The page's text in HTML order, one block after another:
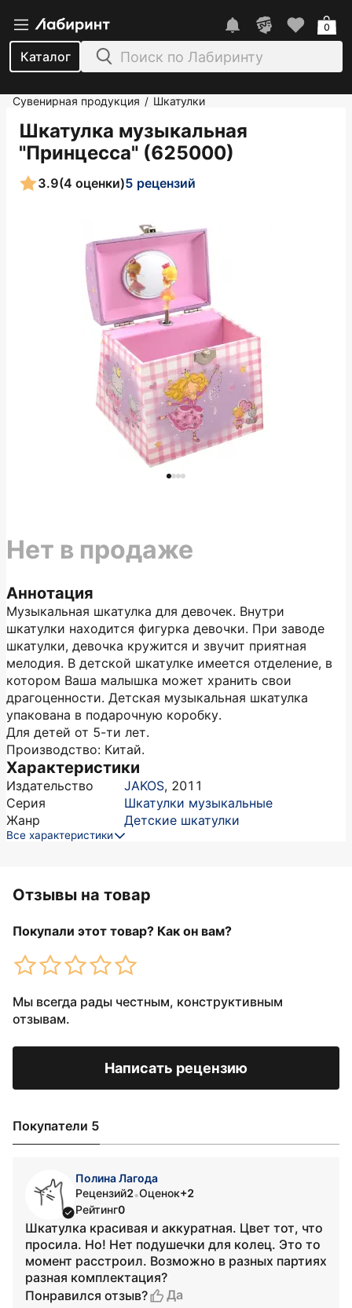
Каталог
0
Сувенирная продукция / Шкатулки
Шкатулка музыкальная
"Принцесса" (625000)
3.9(4 оценки)5 рецензий
Аннотация
Музыкальная шкатулка для девочек. Внутри
шкатулки находится фигурка девочки. При заводе
шкатулки, девочка кружится и звучит приятная
мелодия. В детской шкатулке имеется отделение, в
котором Ваша малышка может хранить свои
драгоценности. Детская музыкальная шкатулка
упакована в подарочную коробку.
Для детей от 5-ти лет.
Производство: Китай.
Характеристики
Издательство JAKOS, 2011
Серия
Шкатулки музыкальные
Жанр
Детские шкатулки
Все характеристики
Нет в продаже
Отзывы на товар
Покупали этот товар? Как он вам?
Мы всегда рады честным, конструктивным
отзывам.
Написать рецензию
Покупатели 5
Полина Лагода
Рецензий2•Оценок+2
Рейтинг0
Шкатулка красивая и аккуратная. Цвет тот, что
просила. Но! Нет подушечки для колец. Это то
момент расстроил. Возможно в разных партиях
разная комплектация?
Понравился отзыв?
Да